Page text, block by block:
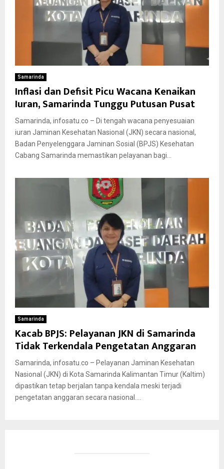
Samarinda
Inflasi dan Defisit Picu Wacana Kenaikan
Iuran, Samarinda Tunggu Putusan Pusat
Samarinda, infosatu.co – Di tengah wacana penyesuaian
iuran Jaminan Kesehatan Nasional (JKN) secara nasional,
Badan Penyelenggara Jaminan Sosial (BPJS) Kesehatan
Cabang Samarinda memastikan pelayanan bagi...
Samarinda
Kacab BPJS: Pelayanan JKN di Samarinda
Tidak Terkendala Pengetatan Anggaran
Samarinda, infosatu.co – Pelayanan Jaminan Kesehatan
Nasional (JKN) di Kota Samarinda Kalimantan Timur (Kaltim)
dipastikan tetap berjalan tanpa kendala meski terjadi
pengetatan anggaran secara nasional....